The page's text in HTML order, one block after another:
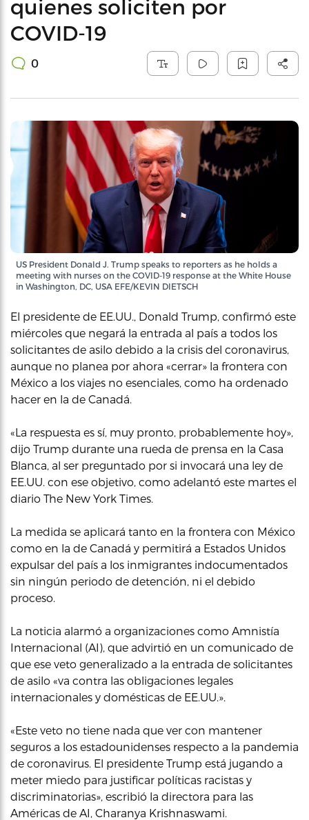
quienes soliciten por
COVID-19
0
US President Donald J. Trump speaks to reporters as he holds a
meeting with nurses on the COVID-19 response at the White House
in Washington, DC, USA EFE/KEVIN DIETSCH
El presidente de EE.UU., Donald Trump, confirmó este
miércoles que negará la entrada al país a todos los
solicitantes de asilo debido a la crisis del coronavirus,
aunque no planea por ahora «cerrar» la frontera con
México a los viajes no esenciales, como ha ordenado
hacer en la de Canadá.
«La respuesta es sí, muy pronto, probablemente hoy»,
dijo Trump durante una rueda de prensa en la Casa
Blanca, al ser preguntado por si invocará una ley de
EE.UU. con ese objetivo, como adelantó este martes el
diario The New York Times.
La medida se aplicará tanto en la frontera con México
como en la de Canadá y permitirá a Estados Unidos
expulsar del país a los inmigrantes indocumentados
sin ningún periodo de detención, ni el debido
proceso.
La noticia alarmó a organizaciones como Amnistía
Internacional (AI), que advirtió en un comunicado de
que ese veto generalizado a la entrada de solicitantes
de asilo «va contra las obligaciones legales
internacionales y domésticas de EE.UU.».
«Este veto no tiene nada que ver con mantener
seguros a los estadounidenses respecto a la pandemia
de coronavirus. El presidente Trump está jugando a
meter miedo para justificar políticas racistas y
discriminatorias», escribió la directora para las
Américas de AI, Charanya Krishnaswami.